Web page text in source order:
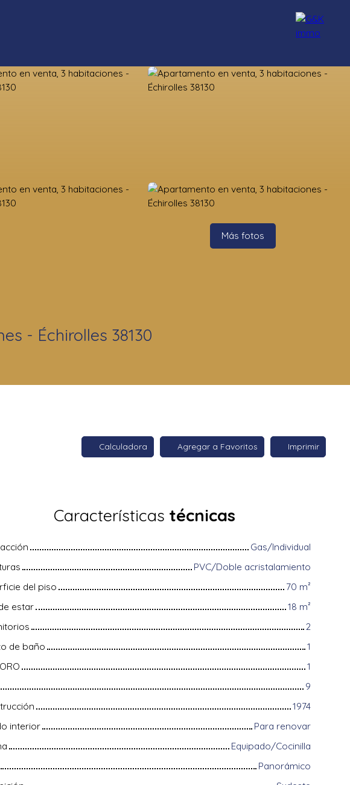
Más fotos
- Échirolles 38130
Calculadora Agregar a Favoritos Imprimir
Características técnicas
Gas/Individual
PVC/Doble acristalamiento
del piso
70 m²
estar
18 m²
2
de baño
1
1
9
1974
interior
Para renovar
Equipado/Cocinilla
Panorámico